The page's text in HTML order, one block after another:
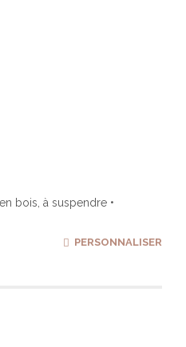
bois, à suspendre •
PERSONNALISER